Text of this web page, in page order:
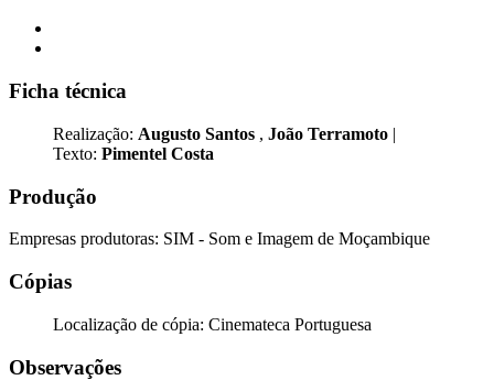
Ficha técnica
Realização: Augusto Santos , João Terramoto |
Texto: Pimentel Costa
Produção
Empresas produtoras: SIM - Som e Imagem de Moçambique
Cópias
Localização de cópia: Cinemateca Portuguesa
Observações